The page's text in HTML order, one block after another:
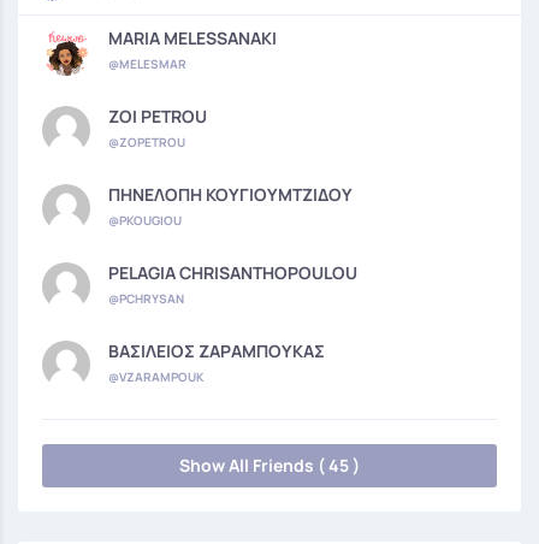
MARIA MELESSANAKI
@MELESMAR
ZOI PETROU
@ZOPETROU
ΠΗΝΕΛΟΠΗ ΚΟΥΓΙΟΥΜΤΖΙΔΟΥ
@PKOUGIOU
PELAGIA CHRISANTHOPOULOU
@PCHRYSAN
ΒΑΣΙΛΕΙΟΣ ΖΑΡΑΜΠΟΥΚΑΣ
@VZARAMPOUK
Show All Friends ( 45 )